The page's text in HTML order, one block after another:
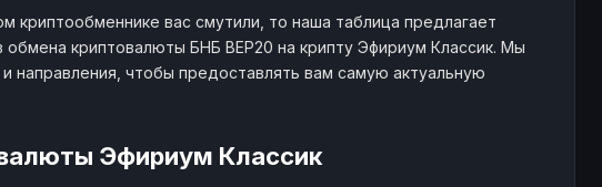
91.459302 ETC
91.384131 ETC - $
криптообменнике вас смутили, то наша таблица предлагает
криптовалюты БНБ BEP20 на крипту Эфириум Классик. Мы
чтобы предоставлять вам самую актуальную
Эфириум Классик